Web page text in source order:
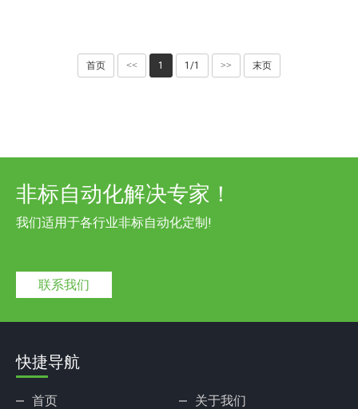
首页 << 1 1/1 >> 末页
非标自动化解决专家！
我们适用于各行业非标自动化定制!
联系我们
快捷导航
首页
关于我们